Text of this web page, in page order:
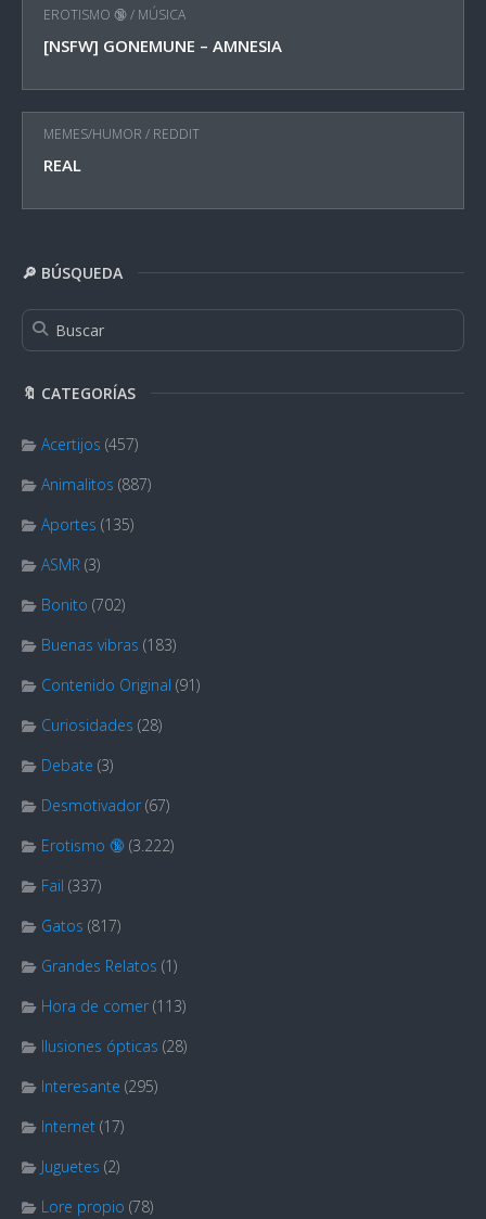
EROTISMO 🔞/ MÚSICA
[NSFW] GONEMUNE – AMNESIA
MEMES/HUMOR / REDDIT
REAL
🔎 BÚSQUEDA
🔖 CATEGORÍAS
Acertijos (457)
Animalitos (887)
Aportes (135)
ASMR (3)
Bonito (702)
Buenas vibras (183)
Contenido Original (91)
Curiosidades (28)
Debate (3)
Desmotivador (67)
Erotismo 🔞 (3.222)
Fail (337)
Gatos (817)
Grandes Relatos (1)
Hora de comer (113)
Ilusiones ópticas (28)
Interesante (295)
Internet (17)
Juguetes (2)
Lore propio (78)